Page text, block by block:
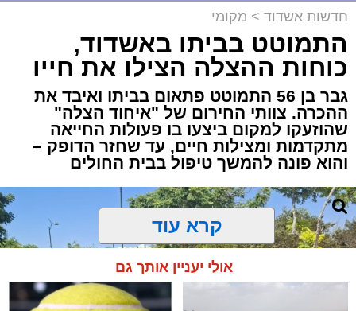
חדשות אשדוד > מקומי
התמוטט בביתו באשדוד,
כוחות ההצלה הצילו את חייו
גבר בן 56 התמוטט פתאום בביתו ואיבד את
ההכרה. צוותי החירום של "איחוד הצלה"
שהוזעקו למקום ביצעו בו פעולות החייאה
מתקדמות ומצילות חיים, עד שחזר הדופק –
והוא פונה להמשך טיפול בבית החולים
קרא עוד
אולי יעניין אותך גם